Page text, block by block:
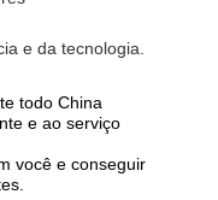
e da tecnologia.
todo China
e ao serviço
você e conseguir